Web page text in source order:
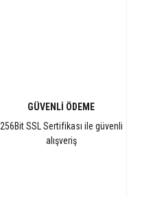
GÜVENLİ ÖDEME
256Bit SSL Sertifikası ile güvenli
alışveriş